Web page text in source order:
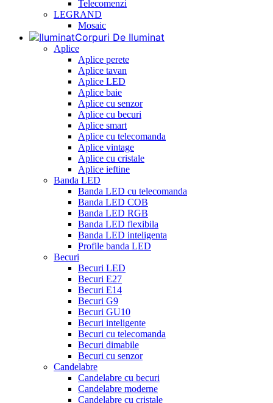
Telecomenzi
LEGRAND
Mosaic
Corpuri De Iluminat
Aplice
Aplice perete
Aplice tavan
Aplice LED
Aplice baie
Aplice cu senzor
Aplice cu becuri
Aplice smart
Aplice cu telecomanda
Aplice vintage
Aplice cu cristale
Aplice ieftine
Banda LED
Banda LED cu telecomanda
Banda LED COB
Banda LED RGB
Banda LED flexibila
Banda LED inteligenta
Profile banda LED
Becuri
Becuri LED
Becuri E27
Becuri E14
Becuri G9
Becuri GU10
Becuri inteligente
Becuri cu telecomanda
Becuri dimabile
Becuri cu senzor
Candelabre
Candelabre cu becuri
Candelabre moderne
Candelabre cu cristale